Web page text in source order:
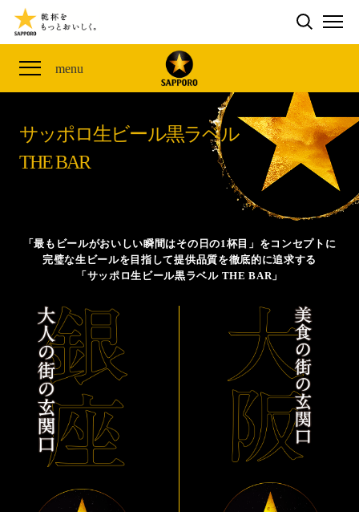
検索する
menu
THE PERFECT 黒ラベル WAGON 出展FES
ザ・パーフェクト黒ラベル アワード
「満天☆青空レストラン」コラボキャンペーン
山本由伸選手応援プロジェクト「GET A STAR
YOSHINOBU」
黒ラベル×『エヴァンゲリオン』30th Anniv.
サッポロ生ビール黒ラベル 『THE STAR JAM』
「丸くなるな、☆星になれ。」限定デザイン缶数量限
定発売
サッポロ生ビール黒ラベル THE SHOP
CLUB 黒ラベル
サッポロ生ビール黒ラベル
オカズデザインが提案する
ザ・パーフェクト黒ラベル
サッポロ生ビール黒ラベル THE BAR
ザ・パーフェクト黒ラベルが飲めるお店
CLUB 黒ラベル
サッポロ生ビール黒ラベル
THE BAR
「最もビールがおいしい瞬間はその日の1杯目」をコンセプトに
完璧な生ビールを目指して提供品質を徹底的に追求する
「サッポロ生ビール黒ラベル THE BAR」